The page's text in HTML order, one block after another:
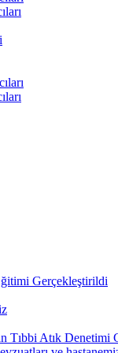
Gerçekleştirildi
Tıbbi Atık Denetimi